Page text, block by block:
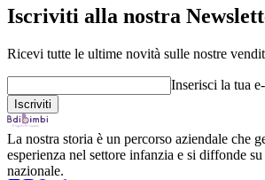
Iscriviti alla nostra
Ricevi tutte le ultime novità sulle nostre
Inserisci la tua
La nostra storia è un percorso aziendale che
esperienza nel settore infanzia e si diffonde
nazionale.